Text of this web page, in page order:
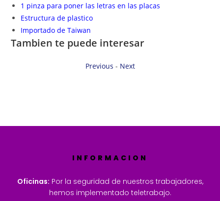
1 pinza para poner las letras en las placas
Estructura de plastico
Importado de Taiwan
Tambien te puede interesar
Previous - Next
INFORMACION
Oficinas: Por la seguridad de nuestros trabajadores,
hemos implementado teletrabajo.